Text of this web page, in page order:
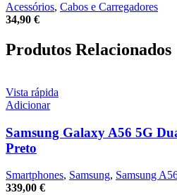
Acessórios, Cabos e Carregadores
34,90 €
Produtos Relacionados
Vista rápida
Adicionar
Samsung Galaxy A56 5G
Preto
Smartphones, Samsung, Samsung
339,00 €